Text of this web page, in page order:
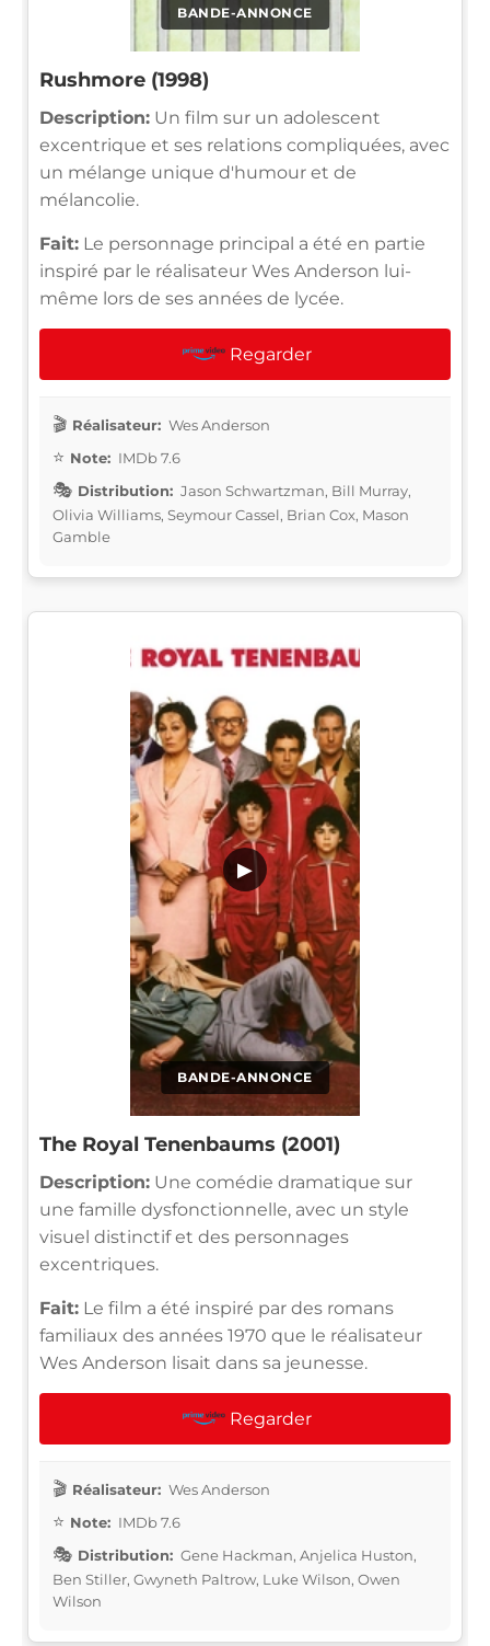
BANDE-ANNONCE
Rushmore (1998)
Description: Un film sur un adolescent
excentrique et ses relations compliquées, avec
un mélange unique d'humour et de
mélancolie.
Fait: Le personnage principal a été en partie
inspiré par le réalisateur Wes Anderson lui-
même lors de ses années de lycée.
Regarder
Réalisateur: Wes Anderson
Note: IMDb 7.6
Distribution: Jason Schwartzman, Bill Murray,
Olivia Williams, Seymour Cassel, Brian Cox, Mason
Gamble
BANDE-ANNONCE
▶
The Royal Tenenbaums (2001)
Description: Une comédie dramatique sur
une famille dysfonctionnelle, avec un style
visuel distinctif et des personnages
excentriques.
Fait: Le film a été inspiré par des romans
familiaux des années 1970 que le réalisateur
Wes Anderson lisait dans sa jeunesse.
Regarder
Réalisateur: Wes Anderson
Note: IMDb 7.6
Distribution: Gene Hackman, Anjelica Huston,
Ben Stiller, Gwyneth Paltrow, Luke Wilson, Owen
Wilson